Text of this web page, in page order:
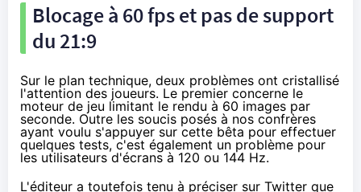
Blocage à 60 fps et pas de support
du 21:9
Sur le plan technique, deux problèmes ont cristallisé
l'attention des joueurs. Le premier concerne le
moteur de jeu limitant le rendu à 60 images par
seconde. Outre les soucis posés à nos confrères
ayant voulu s'appuyer sur cette bêta pour effectuer
quelques tests, c'est également un problème pour
les utilisateurs d'écrans à 120 ou 144 Hz.
L'éditeur a toutefois tenu à préciser sur Twitter que